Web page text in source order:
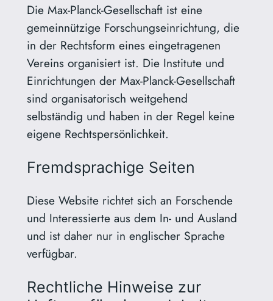
Die Max-Planck-Gesellschaft ist eine
gemeinnützige Forschungseinrichtung, die
in der Rechtsform eines eingetragenen
Vereins organisiert ist. Die Institute und
Einrichtungen der Max-Planck-Gesellschaft
sind organisatorisch weitgehend
selbständig und haben in der Regel keine
eigene Rechtspersönlichkeit.
Fremdsprachige Seiten
Diese Website richtet sich an Forschende
und Interessierte aus dem In- und Ausland
und ist daher nur in englischer Sprache
verfügbar.
Rechtliche Hinweise zur